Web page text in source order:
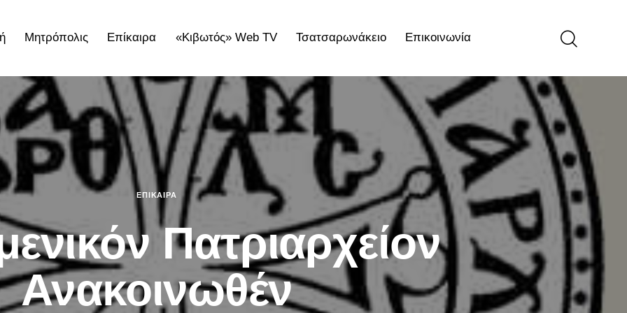
Μητρόπολις Επίκαιρα «Κιβωτός» Web TV Τσατσαρωνάκειο Επικοινωνία
Επίκαιρα «Κιβωτός» Web TV Τσατσαρωνάκειο Επικοινωνία
ΕΠΊΚΑΙΡΑ
Πατριαρχείον
Ανακοινωθέν